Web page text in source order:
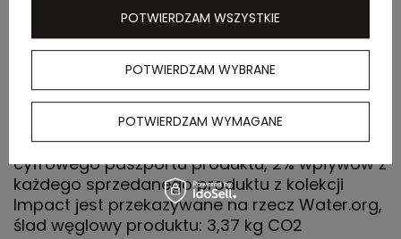
Koszulka, unisex, regularny krój, okrągły dekolt,
krótkie rękawy, wykonana w 30% z bawełny z
recyklingu i w 70% z bawełny organicznej o
znacznik AWARE™, który potwierdza
wykorzystanie materiałów z recyklingu,
posiada kod QR na metce, który prowadzi do
cyfrowego paszportu produktu, 2% wpływów z
każdego sprzedanego produktu z kolekcji
Impact jest przekazywane na rzecz Water.org,
ślad węglowy produktu: 3,37 kg CO2
POTWIERDZAM WYBRANE
POTWIERDZAM WYMAGANE
POTWIERDZAM WSZYSTKIE